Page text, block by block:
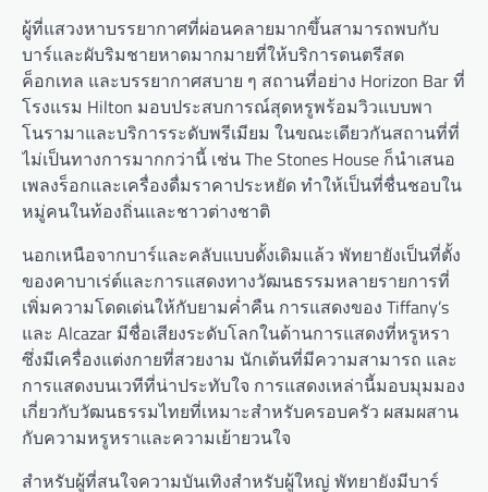
ผู้ที่แสวงหาบรรยากาศที่ผ่อนคลายมากขึ้นสามารถพบกับ
บาร์และผับริมชายหาดมากมายที่ให้บริการดนตรีสด
ค็อกเทล และบรรยากาศสบาย ๆ สถานที่อย่าง Horizon Bar ที่
โรงแรม Hilton มอบประสบการณ์สุดหรูพร้อมวิวแบบพา
โนรามาและบริการระดับพรีเมียม ในขณะเดียวกันสถานที่ที่
ไม่เป็นทางการมากกว่านี้ เช่น The Stones House ก็นำเสนอ
เพลงร็อกและเครื่องดื่มราคาประหยัด ทำให้เป็นที่ชื่นชอบใน
หมู่คนในท้องถิ่นและชาวต่างชาติ
นอกเหนือจากบาร์และคลับแบบดั้งเดิมแล้ว พัทยายังเป็นที่ตั้ง
ของคาบาเร่ต์และการแสดงทางวัฒนธรรมหลายรายการที่
เพิ่มความโดดเด่นให้กับยามค่ำคืน การแสดงของ Tiffany’s
และ Alcazar มีชื่อเสียงระดับโลกในด้านการแสดงที่หรูหรา
ซึ่งมีเครื่องแต่งกายที่สวยงาม นักเต้นที่มีความสามารถ และ
การแสดงบนเวทีที่น่าประทับใจ การแสดงเหล่านี้มอบมุมมอง
เกี่ยวกับวัฒนธรรมไทยที่เหมาะสำหรับครอบครัว ผสมผสาน
กับความหรูหราและความเย้ายวนใจ
สำหรับผู้ที่สนใจความบันเทิงสำหรับผู้ใหญ่ พัทยายังมีบาร์